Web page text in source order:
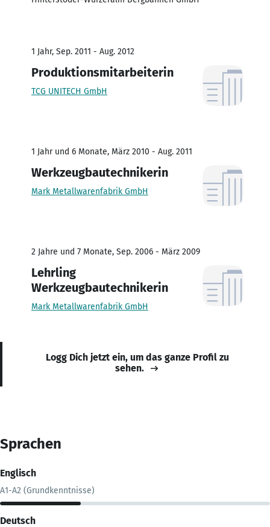
1 Jahr, Sep. 2011 - Aug. 2012
Produktionsmitarbeiterin
TCG UNITECH GmbH
1 Jahr und 6 Monate, März 2010 - Aug. 2011
Werkzeugbautechnikerin
Mark Metallwarenfabrik GmbH
2 Jahre und 7 Monate, Sep. 2006 - März 2009
Lehrling
Werkzeugbautechnikerin
Mark Metallwarenfabrik GmbH
Logg Dich jetzt ein, um das ganze Profil zu
sehen.
Sprachen
Englisch
A1-A2 (Grundkenntnisse)
Deutsch